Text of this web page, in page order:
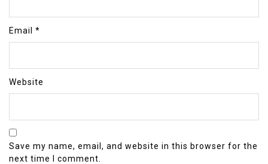
Email *
Website
Save my name, email, and website in this browser for the
next time I comment.